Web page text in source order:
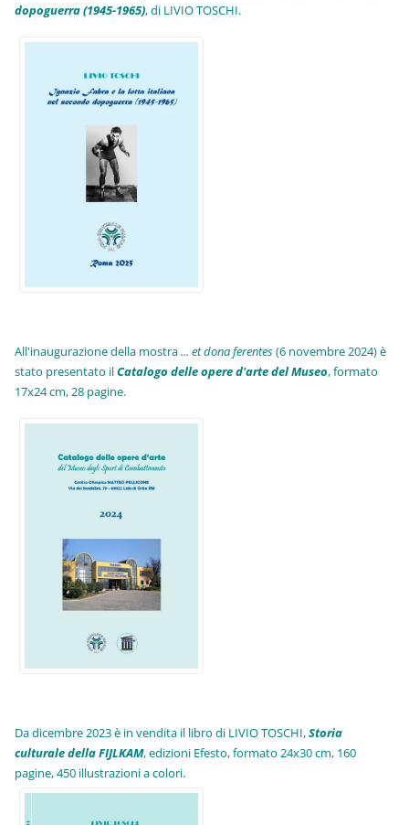
dopoguerra (1945-1965), di LIVIO TOSCHI.
All'inaugurazione della mostra... et dona ferentes(6 novembre 2024) è
stato presentato ilCatalogo delle opere d'arte del Museo, formato
17x24 cm, 28 pagine.
Da dicembre 2023 è in vendita il libro di LIVIO TOSCHI,Storia
culturale della FIJLKAM, edizioni Efesto, formato 24x30 cm, 160
pagine, 450 illustrazioni a colori.